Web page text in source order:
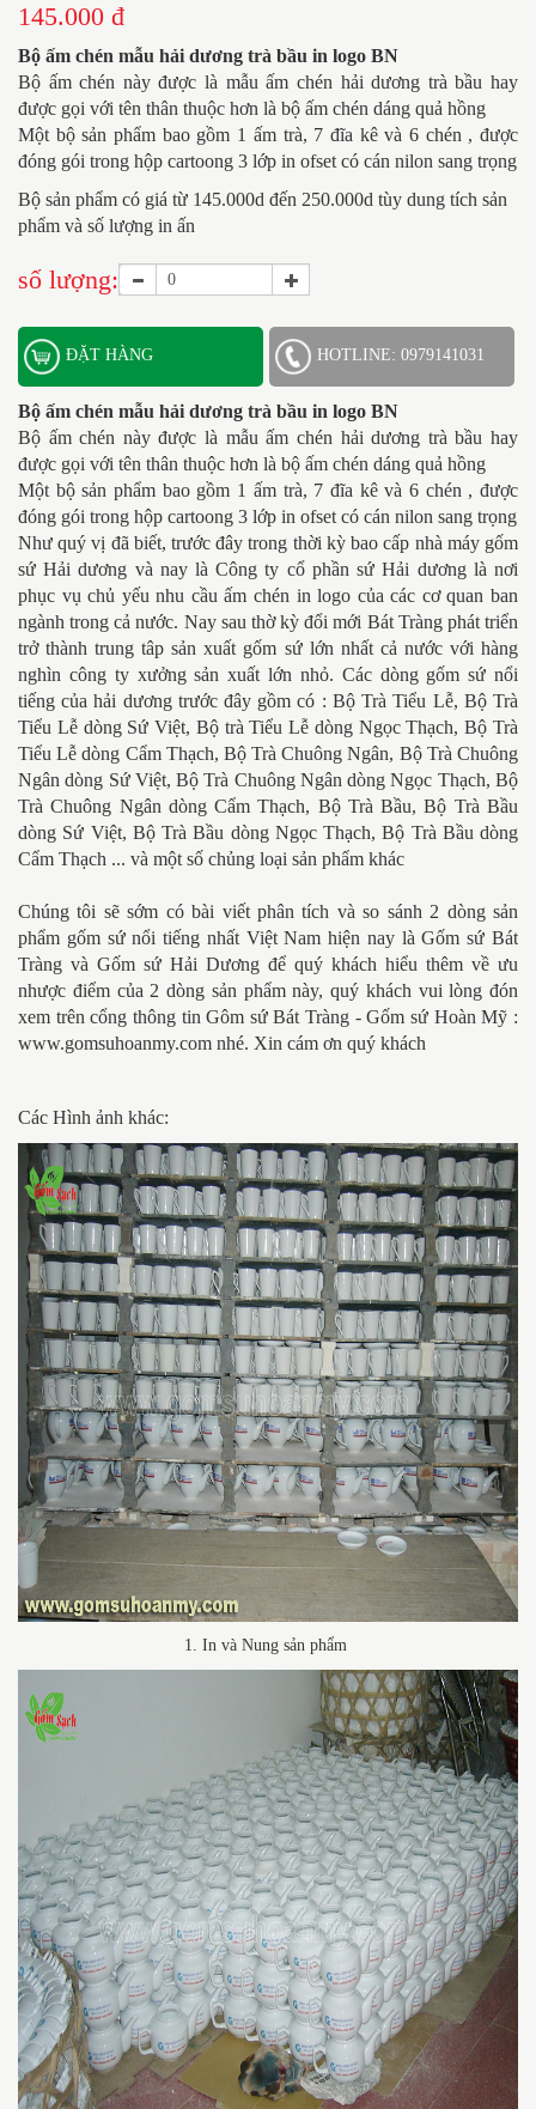
145.000 đ
Bộ ấm chén mẫu hải dương trà bầu in logo BN
Bộ ấm chén này được là mẫu ấm chén hải dương trà bầu hay
được gọi với tên thân thuộc hơn là bộ ấm chén dáng quả hồng
Một bộ sản phẩm bao gồm 1 ấm trà, 7 đĩa kê và 6 chén , được
đóng gói trong hộp cartoong 3 lớp in ofset có cán nilon sang trọng
Bộ sản phẩm có giá từ 145.000d đến 250.000d tùy dung tích sản
phẩm và số lượng in ấn
số lượng:
ĐẶT HÀNG HOTLINE: 0979141031
Bộ ấm chén mẫu hải dương trà bầu in logo BN
Bộ ấm chén này được là mẫu ấm chén hải dương trà bầu hay
được gọi với tên thân thuộc hơn là bộ ấm chén dáng quả hồng
Một bộ sản phẩm bao gồm 1 ấm trà, 7 đĩa kê và 6 chén , được
đóng gói trong hộp cartoong 3 lớp in ofset có cán nilon sang trọng
Như quý vị đã biết, trước đây trong thời kỳ bao cấp nhà máy gốm
sứ Hải dương và nay là Công ty cổ phần sứ Hải dương là nơi
phục vụ chủ yếu nhu cầu ấm chén in logo của các cơ quan ban
ngành trong cả nước. Nay sau thờ kỳ đổi mới Bát Tràng phát triển
trở thành trung tâp sản xuất gốm sứ lớn nhất cả nước với hàng
nghìn công ty xưởng sản xuất lớn nhỏ. Các dòng gốm sứ nổi
tiếng của hải dương trước đây gồm có : Bộ Trà Tiểu Lễ, Bộ Trà
Tiểu Lễ dòng Sứ Việt, Bộ trà Tiểu Lễ dòng Ngọc Thạch, Bộ Trà
Tiểu Lễ dòng Cẩm Thạch, Bộ Trà Chuông Ngân, Bộ Trà Chuông
Ngân dòng Sứ Việt, Bộ Trà Chuông Ngân dòng Ngọc Thạch, Bộ
Trà Chuông Ngân dòng Cẩm Thạch, Bộ Trà Bầu, Bộ Trà Bầu
dòng Sứ Việt, Bộ Trà Bầu dòng Ngọc Thạch, Bộ Trà Bầu dòng
Cẩm Thạch ... và một số chủng loại sản phẩm khác
Chúng tôi sẽ sớm có bài viết phân tích và so sánh 2 dòng sản
phẩm gốm sứ nổi tiếng nhất Việt Nam hiện nay là Gốm sứ Bát
Tràng và Gốm sứ Hải Dương để quý khách hiểu thêm về ưu
nhược điểm của 2 dòng sản phẩm này, quý khách vui lòng đón
xem trên cổng thông tin Gôm sứ Bát Tràng - Gốm sứ Hoàn Mỹ :
www.gomsuhoanmy.com nhé. Xin cám ơn quý khách
Các Hình ảnh khác:
1. In và Nung sản phẩm